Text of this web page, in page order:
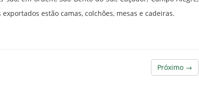
estão camas, colchões, mesas e cadeiras.
Próximo →